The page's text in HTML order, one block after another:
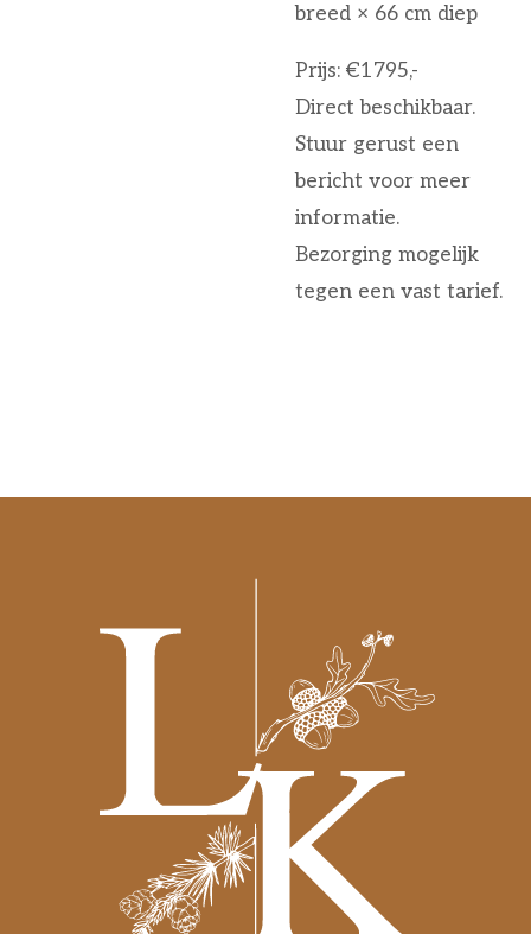
breed × 66 cm diep
Prijs: €1795,-
Direct beschikbaar.
Stuur gerust een
bericht voor meer
informatie.
Bezorging mogelijk
tegen een vast tarief.